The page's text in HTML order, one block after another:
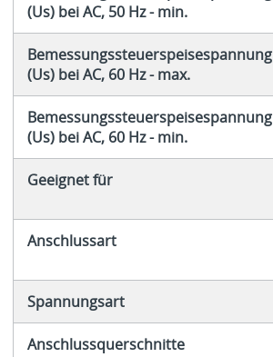
(Us) bei AC, 50 Hz - min.
Bemessungssteuerspeisespannung
(Us) bei AC, 60 Hz - max.
Bemessungssteuerspeisespannung
(Us) bei AC, 60 Hz - min.
Geeignet für
Anschlussart
Spannungsart
Anschlussquerschnitte